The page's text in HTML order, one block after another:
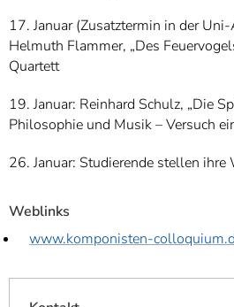
17. Januar (Zusatztermin in der
Helmuth Flammer, „Des
Quartett
19. Januar: Reinhard Schulz, „Die
Philosophie und Musik – Versuch
26. Januar: Studierende stellen ihre
Weblinks
www.komponisten-